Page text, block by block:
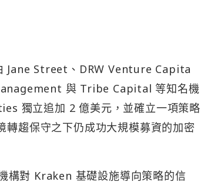
Jane Street、DRW Venture Capita
與 Tribe Capital 等知名機
獨立追加 2 億美元，並確立一項策略
趨保守之下仍成功大規模募資的加密
構對 Kraken 基礎設施導向策略的信